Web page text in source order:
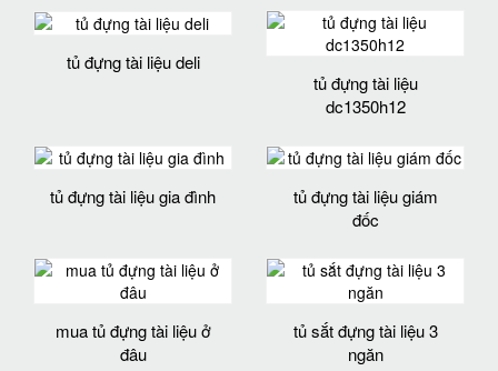
tủ đựng tài liệu deli
tủ đựng tài liệu
dc1350h12
tủ đựng tài liệu gia đình
tủ đựng tài liệu giám
đốc
mua tủ đựng tài liệu ở
đâu
tủ sắt đựng tài liệu 3
ngăn